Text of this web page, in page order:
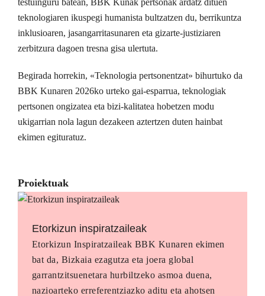
teknologiaren ikuspegi humanista bultzatzen du, berrikuntza
inklusioaren, jasangarritasunaren eta gizarte-justiziaren
zerbitzura dagoen tresna gisa ulertuta.
Begirada horrekin, «Teknologia pertsonentzat» bihurtuko da
BBK Kunaren 2026ko urteko gai-esparrua, teknologiak
pertsonen ongizatea eta bizi-kalitatea hobetzen modu
ukigarrian nola lagun dezakeen aztertzen duten hainbat
ekimen egituratuz.
Proiektuak
Etorkizun inspiratzaileak
Etorkizun Inspiratzaileak BBK Kunaren ekimen
bat da, Bizkaia ezagutza eta joera global
garrantzitsuenetara hurbiltzeko asmoa duena,
nazioarteko erreferentziazko aditu eta ahotsen